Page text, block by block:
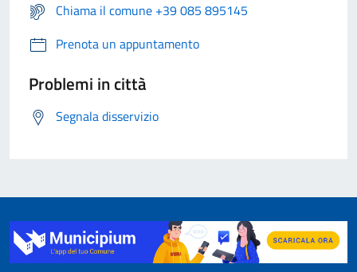
Chiama il comune +39 085 895145
Prenota un appuntamento
Problemi in città
Segnala disservizio